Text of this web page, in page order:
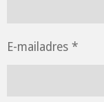
E-mailadres *